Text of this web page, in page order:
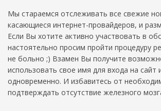
Мы стараемся отслеживать все свежие
касающиеся интернет-провайдеров, и
Если Вы хотите активно участвовать в
настоятельно просим пройти процедуру
не больно ;) Взамен Вы получите
использовать свое имя для входа на сайт
одновременно. И избавитесь от
подтверждать отсутствие железного